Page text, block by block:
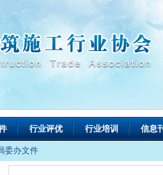
行业评优 行业培训 信息
委办文件